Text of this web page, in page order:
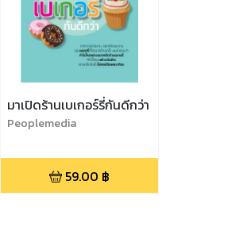
มาเปิดร้านเบเกอร์รี่กันดีกว่า
Peoplemedia
59.00 ฿